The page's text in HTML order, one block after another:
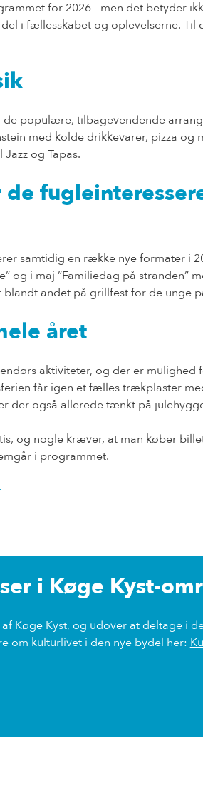
for 2026 - men det betyder
i fællesskabet og oplevelserne. Til
populære, tilbagevendende
med kolde drikkevarer, pizza og
og Tapas.
samtidig en række nye formater i
og i maj ”Familiedag på stranden”
andet på grillfest for de unge
året
aktiviteter, og der er mulighed
får igen et fælles trækplaster
der også allerede tænkt på
og nogle kræver, at man køber
i programmet.
i Køge Kyst-
Køge Kyst, og udover at deltage i
om kulturlivet i den nye bydel her: